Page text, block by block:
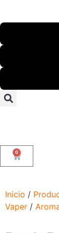
0
Inicio /
Vaper /